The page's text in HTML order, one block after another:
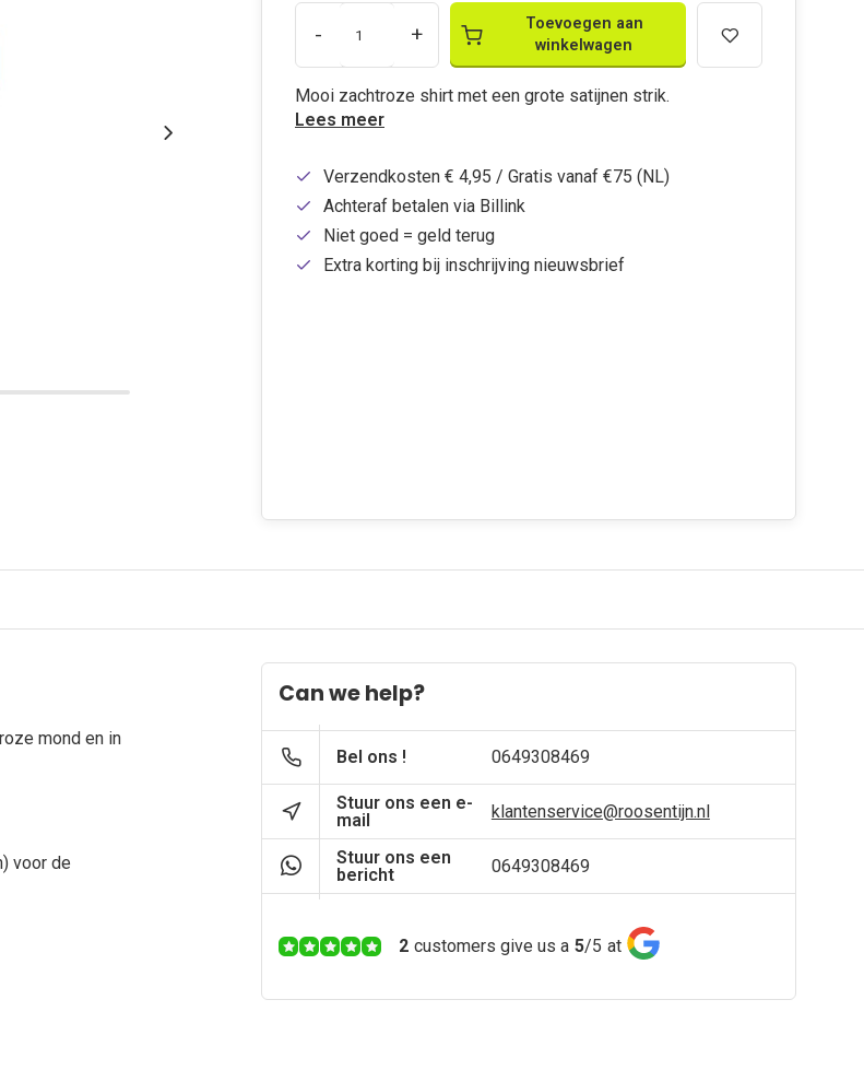
- +
Toevoegen aan
winkelwagen
Mooi zachtroze shirt met een grote satijnen strik.
Lees meer
Verzendkosten € 4,95 / Gratis vanaf €75 (NL)
Achteraf betalen via Billink
Niet goed = geld terug
Extra korting bij inschrijving nieuwsbrief
mond en in
voor de
Can we help?
Bel ons ! 0649308469
Stuur ons een e-
mail
klantenservice@roosentijn.nl
Stuur ons een
bericht
0649308469
2 customers give us a 5/5 at